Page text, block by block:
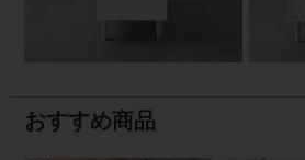
おすすめ商品